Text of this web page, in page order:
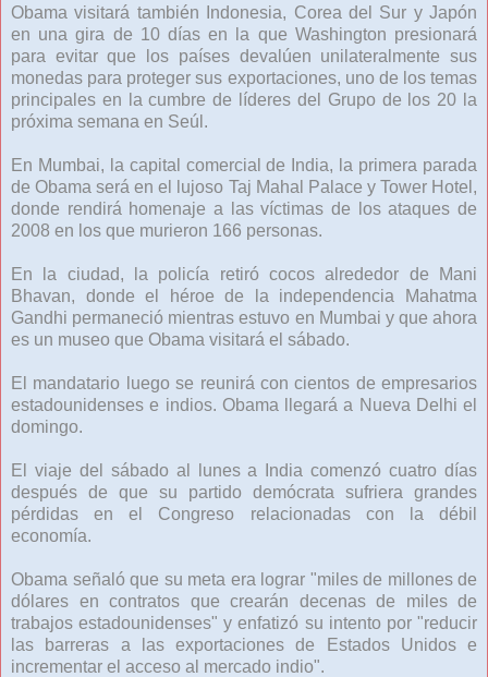
Obama visitará también Indonesia, Corea del Sur y Japón
en una gira de 10 días en la que Washington presionará
para evitar que los países devalúen unilateralmente sus
monedas para proteger sus exportaciones, uno de los temas
principales en la cumbre de líderes del Grupo de los 20 la
próxima semana en Seúl.
En Mumbai, la capital comercial de India, la primera parada
de Obama será en el lujoso Taj Mahal Palace y Tower Hotel,
donde rendirá homenaje a las víctimas de los ataques de
2008 en los que murieron 166 personas.
En la ciudad, la policía retiró cocos alrededor de Mani
Bhavan, donde el héroe de la independencia Mahatma
Gandhi permaneció mientras estuvo en Mumbai y que ahora
es un museo que Obama visitará el sábado.
El mandatario luego se reunirá con cientos de empresarios
estadounidenses e indios. Obama llegará a Nueva Delhi el
domingo.
El viaje del sábado al lunes a India comenzó cuatro días
después de que su partido demócrata sufriera grandes
pérdidas en el Congreso relacionadas con la débil
economía.
Obama señaló que su meta era lograr "miles de millones de
dólares en contratos que crearán decenas de miles de
trabajos estadounidenses" y enfatizó su intento por "reducir
las barreras a las exportaciones de Estados Unidos e
incrementar el acceso al mercado indio".